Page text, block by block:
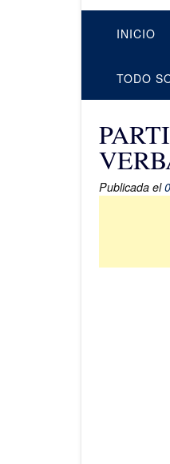
INICIO
TODO
Publicada el